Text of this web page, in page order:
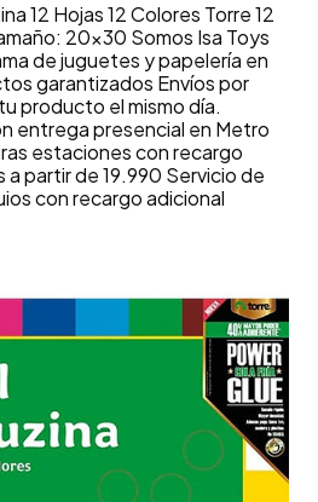
12 Hojas 12 Colores Torre 12
20x30 Somos Isa Toys
de juguetes y papelería en
garantizados Envíos por
producto el mismo día.
entrega presencial en Metro
estaciones con recargo
a partir de 19.990 Servicio de
con recargo adicional